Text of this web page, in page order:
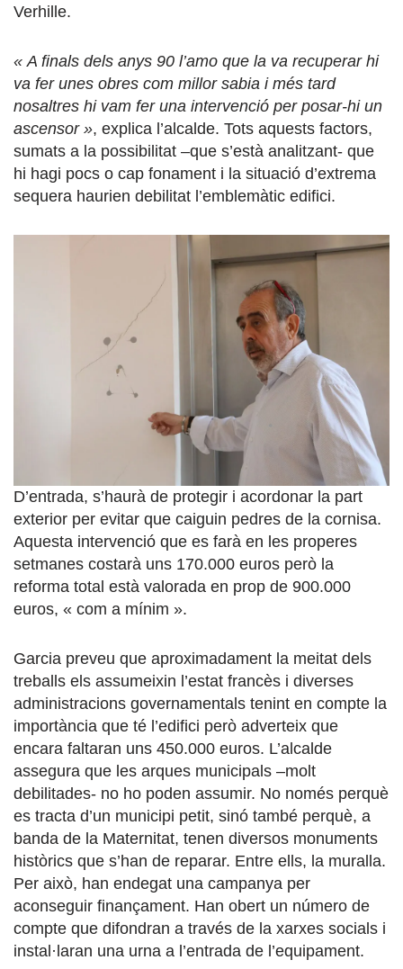
Verhille.
« A finals dels anys 90 l’amo que la va recuperar hi
va fer unes obres com millor sabia i més tard
nosaltres hi vam fer una intervenció per posar-hi un
ascensor », explica l’alcalde. Tots aquests factors,
sumats a la possibilitat –que s’està analitzant- que
hi hagi pocs o cap fonament i la situació d’extrema
sequera haurien debilitat l’emblemàtic edifici.
D’entrada, s’haurà de protegir i acordonar la part
exterior per evitar que caiguin pedres de la cornisa.
Aquesta intervenció que es farà en les properes
setmanes costarà uns 170.000 euros però la
reforma total està valorada en prop de 900.000
euros, « com a mínim ».
Garcia preveu que aproximadament la meitat dels
treballs els assumeixin l’estat francès i diverses
administracions governamentals tenint en compte la
importància que té l’edifici però adverteix que
encara faltaran uns 450.000 euros. L’alcalde
assegura que les arques municipals –molt
debilitades- no ho poden assumir. No només perquè
es tracta d’un municipi petit, sinó també perquè, a
banda de la Maternitat, tenen diversos monuments
històrics que s’han de reparar. Entre ells, la muralla.
Per això, han endegat una campanya per
aconseguir finançament. Han obert un número de
compte que difondran a través de la xarxes socials i
instal·laran una urna a l’entrada de l’equipament.